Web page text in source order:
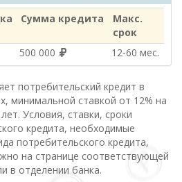
Сумма кредита
Макс.
срок
500 000 12‑60 мес.
потребительский кредит в
минимальной ставкой от 12% на
Условия, ставки, сроки
кредита, необходимые
потребительского кредита,
на странице соответствующей
в отделении банка.